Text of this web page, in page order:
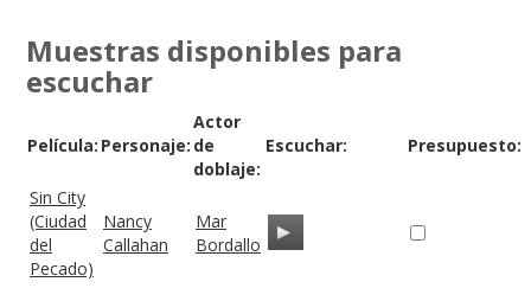
Muestras disponibles para
escuchar
Película: Personaje:
Actor
de
doblaje:
Escuchar: Presupuesto:
Sin City
(Ciudad
del
Pecado)
Nancy
Callahan
Mar
Bordallo